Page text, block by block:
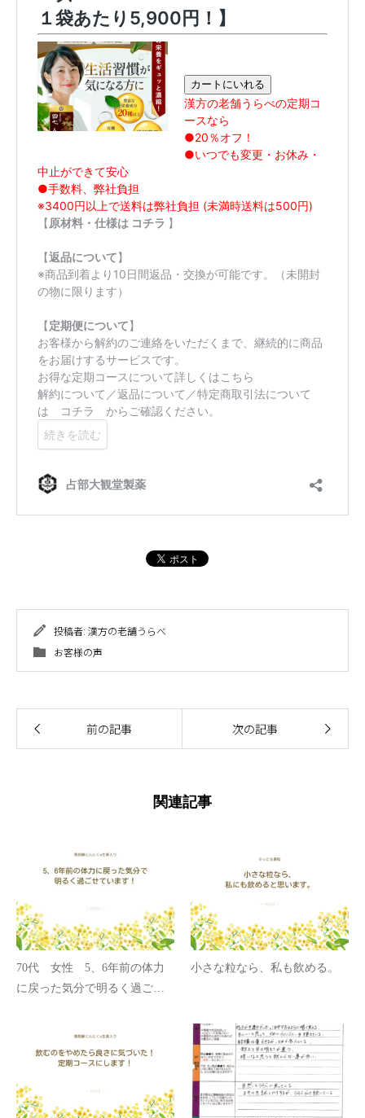
投稿者: 漢方の老舗うらべ
お客様の声
前の記事 次の記事
関連記事
70代 女性 5、6年前の体力
に戻った気分で明るく過ごせ
小さな粒なら、私も飲める。